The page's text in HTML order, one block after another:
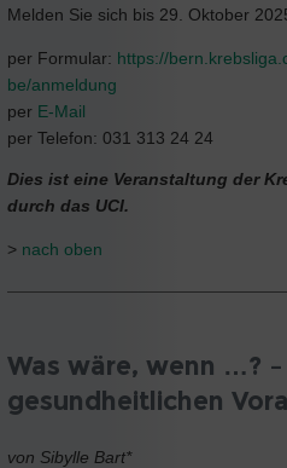
Melden Sie sich bis 29. Oktober
per Formular: https://
be/anmeldung
per E-Mail
per Telefon: 031 313 24 24
Dies ist eine Veranstaltung der
durch das UCI.
> nach oben
Was wäre, wenn …? –
gesundheitlichen
von Sibylle Bart*